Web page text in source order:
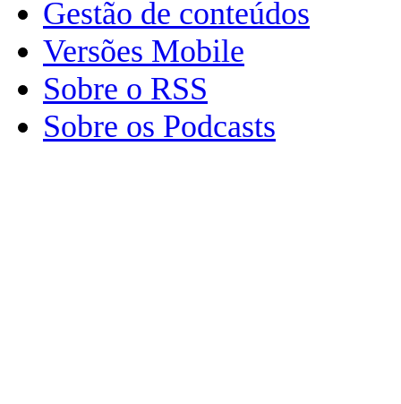
Gestão de conteúdos
Versões Mobile
Sobre o RSS
Sobre os Podcasts